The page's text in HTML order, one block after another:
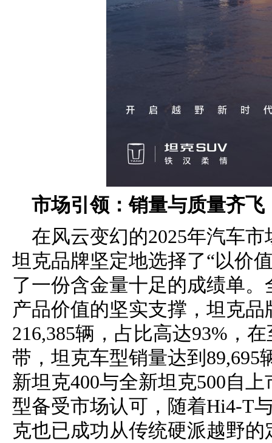
市场引领：销量与质量齐
在风云变幻的2025年汽车
坦克品牌坚定地选择了“以价
了一份含金量十足的成绩单。
产品价值的坚实支撑，坦克
216,385辆，占比高达93%，
带，坦克车型销量达到89,695
新坦克400与全新坦克500自
型备受市场认可，随着Hi4-T
克也已成功从传统硬派越野